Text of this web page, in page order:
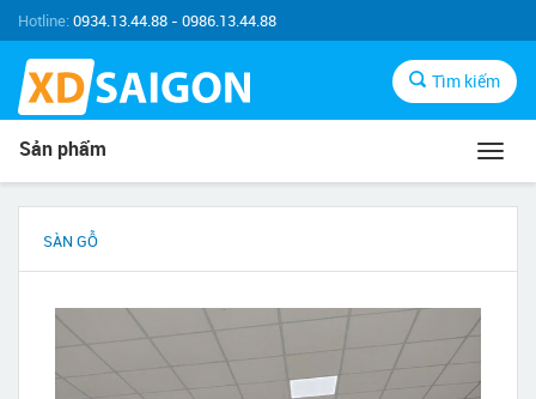
Hotline:0934.13.44.88 - 0986.13.44.88
Tìm kiếm
Sản phẩm
SÀN GỖ